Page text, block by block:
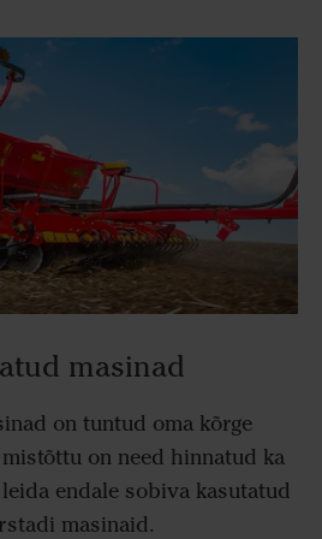
masinad
on tuntud oma kõrge
on need hinnatud ka
endale sobiva kasutatud
masinaid.